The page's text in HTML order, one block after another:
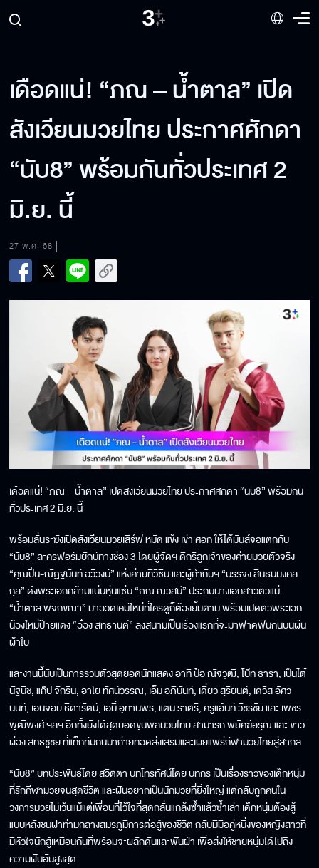
เดือดแน่! “ภณ – น้ำตาล” เปิด
สังเวียนมวยไทย ประกาศศักดา
“นับ8” พร้อมกันทั่วประเทศ 2
มิ.ย. นี้
27 พ.ค. 68
เดือดแน่! “ภณ – น้ำตาล” เปิดสังเวียนมวยไทย ประกาศศักดา “นับ8” พร้อมกัน
ทั่วประเทศ 2 มิ.ย. นี้
พร้อมลั่นระฆังเปิดสังเวียนมวยเสิร์ฟ หมัด แข้ง เข่า ศอก ให้ได้มันส์จอแตกกับ
“นับ8” ละครฟอร์มยักษ์ทางช่อง 3 โดยผู้จัดฯ ดีกรีลูกเจ้าของค่ายมวยตัวจริง
“คุณปิ่น-ณัฏฐนันท์ ฉวีวงษ์” แห่งค่ายทีวีซีน และผู้กำกับฯ “บรรจง สินธนมงคล
กุล” ดึงพระเอกกล้ามแน่นหุ่นแซ่บ “ภณ ณวัสน์” ประกบนางเอกสาวตัวแม่
“น้ำตาล พิจักขณา” มาอวดเคมีใหม่ที่ใครดูก็ต้องยิ้มตาม พร้อมเปิดตัวพระเอก
น้องใหม่ป้ายแดง “อ๋อง สิทธานต์” ลงสนามเป็นเรื่องแรกที่จะมาฟาดฟันกันบนผืน
ผ้าใบ
และงานนี้นับเป็นการรวมตัวสุดยอดนักแสดง อาทิ ป๋อ ณัฐวุฒิ, โบ๊ท ธารา, เป็นไต๋
นัฐนิช, แก๊ป จักริน, อาโย ทัศน์วรรณ, เอ็ม อภินันท์, เดี่ยว สุริยนต์, เดวิส อัศว
นนท์, เอนจอย ธิดารัตน์, เอมี่ อุทานพร, แตน ราตรี, ครูแอ้นท์ วัชรชัย และ เพชร
พุฒิพงศ์ ฯลฯ อีกทั้งยังได้สุดยอดขุนพลมวยไทย สามารถ พยัคฆ์อรุณ และ ขาว
ผ่อง สิทธิชูชัย ที่แท็กทีมกันมาถ่ายทอดส่งเสริมและเผยแพร่กีฬามวยไทยสู่สากล
“นับ8” บทประพันธ์โดย สวิตตา บทโทรทัศน์โดย บทกร เป็นเรื่องราวของเด็กหนุ่ม
ที่รักกีฬามวยจนสุดชีวิต และฝันอยากเป็นนักมวยที่ยิ่งใหญ่ แต่กลับถูกคนใน
วงการมวยไม่เว้นแม้แต่เพื่อนที่ไว้ใจที่สุดกลั่นแกล้งซ้ำแล้วซ้ำเล่า เด็กหนุ่มต้องสู้
แบบหลังชนฝาท่ามกลางสมรภูมิการต่อสู้ของชีวิต กลับมีมือคู่หนึ่งของหญิงสาวที่
มีหัวใจนักสู้เหมือนกันที่พร้อมจะผลักดันและฟันฝ่า เพื่อส่งให้ชายหนุ่มได้ไปถึง
ความฝันอันสูงสุด